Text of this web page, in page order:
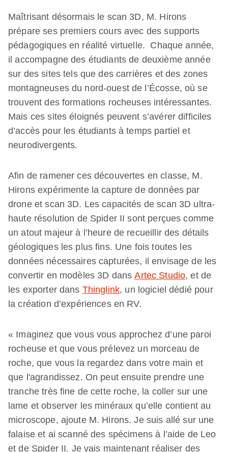
Maîtrisant désormais le scan 3D, M. Hirons
prépare ses premiers cours avec des supports
pédagogiques en réalité virtuelle. Chaque année,
il accompagne des étudiants de deuxième année
sur des sites tels que des carrières et des zones
montagneuses du nord-ouest de l’Écosse, où se
trouvent des formations rocheuses intéressantes.
Mais ces sites éloignés peuvent s’avérer difficiles
d’accès pour les étudiants à temps partiel et
neurodivergents.
Afin de ramener ces découvertes en classe, M.
Hirons expérimente la capture de données par
drone et scan 3D. Les capacités de scan 3D ultra-
haute résolution de Spider II sont perçues comme
un atout majeur à l’heure de recueillir des détails
géologiques les plus fins. Une fois toutes les
données nécessaires capturées, il envisage de les
convertir en modèles 3D dansArtec Studio, et de
les exporter dans Thinglink, un logiciel dédié pour
la création d’expériences en RV.
« Imaginez que vous vous approchez d’une paroi
rocheuse et que vous prélevez un morceau de
roche, que vous la regardez dans votre main et
que l'agrandissez. On peut ensuite prendre une
tranche très fine de cette roche, la coller sur une
lame et observer les minéraux qu’elle contient au
microscope, ajoute M. Hirons. Je suis allé sur une
falaise et ai scanné des spécimens à l’aide de Leo
et de Spider II. Je vais maintenant réaliser des